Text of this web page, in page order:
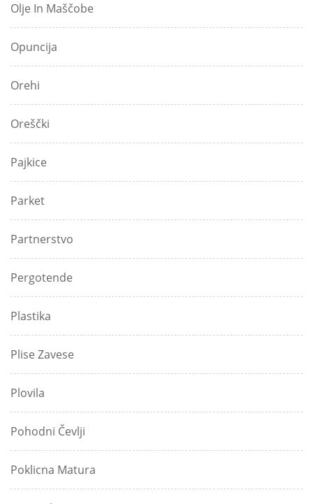
Olje In Maščobe
Opuncija
Orehi
Oreščki
Pajkice
Parket
Partnerstvo
Pergotende
Plastika
Plise Zavese
Plovila
Pohodni Čevlji
Poklicna Matura